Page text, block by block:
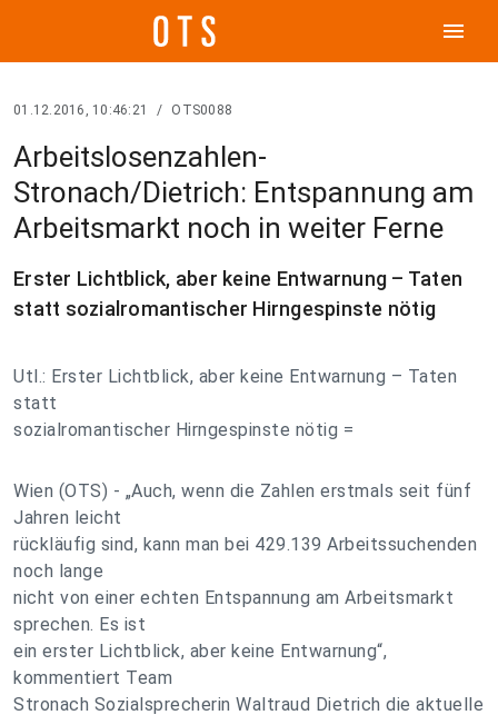
menu
01.12.2016, 10:46:21 / OTS0088
Arbeitslosenzahlen-
Stronach/Dietrich: Entspannung am
Arbeitsmarkt noch in weiter Ferne
Erster Lichtblick, aber keine Entwarnung – Taten
statt sozialromantischer Hirngespinste nötig
Utl.: Erster Lichtblick, aber keine Entwarnung – Taten
statt
sozialromantischer Hirngespinste nötig =
Wien (OTS) - „Auch, wenn die Zahlen erstmals seit fünf
Jahren leicht
rückläufig sind, kann man bei 429.139 Arbeitssuchenden
noch lange
nicht von einer echten Entspannung am Arbeitsmarkt
sprechen. Es ist
ein erster Lichtblick, aber keine Entwarnung“,
kommentiert Team
Stronach Sozialsprecherin Waltraud Dietrich die aktuelle